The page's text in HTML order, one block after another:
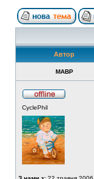
Автор
MABP
CyclePhil